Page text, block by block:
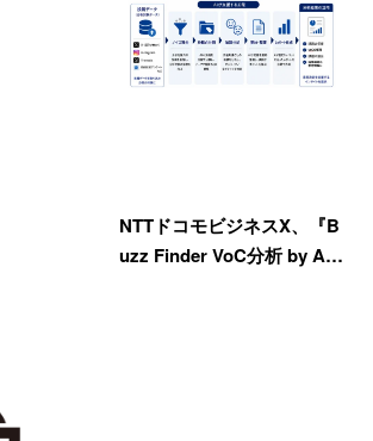
NTTドコモビジネスX、『B
uzz Finder VoC分析 by A…